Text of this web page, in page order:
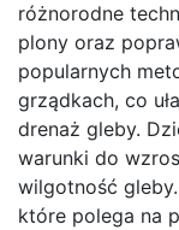
różnorodne
plony oraz
popularnych
grządkach, co
drenaż gleby.
warunki do
wilgotność
które polega na